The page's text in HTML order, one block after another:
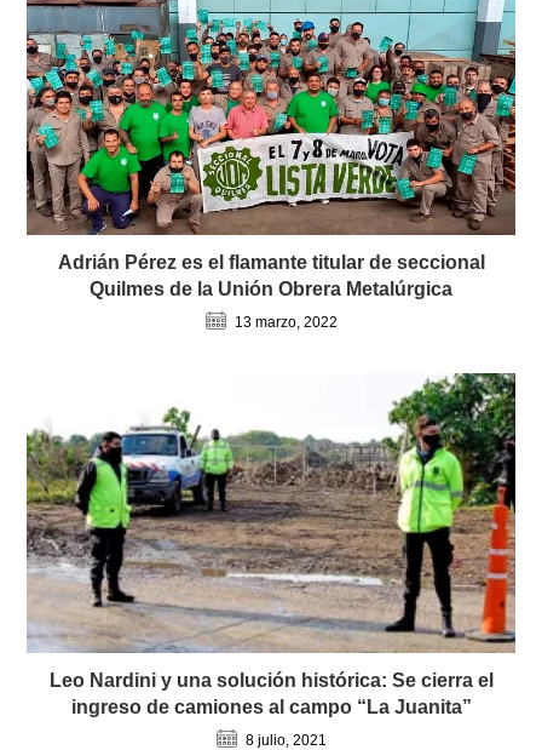
Adrián Pérez es el flamante titular de seccional
Quilmes de la Unión Obrera Metalúrgica
13 marzo, 2022
Leo Nardini y una solución histórica: Se cierra el
ingreso de camiones al campo “La Juanita”
8 julio, 2021